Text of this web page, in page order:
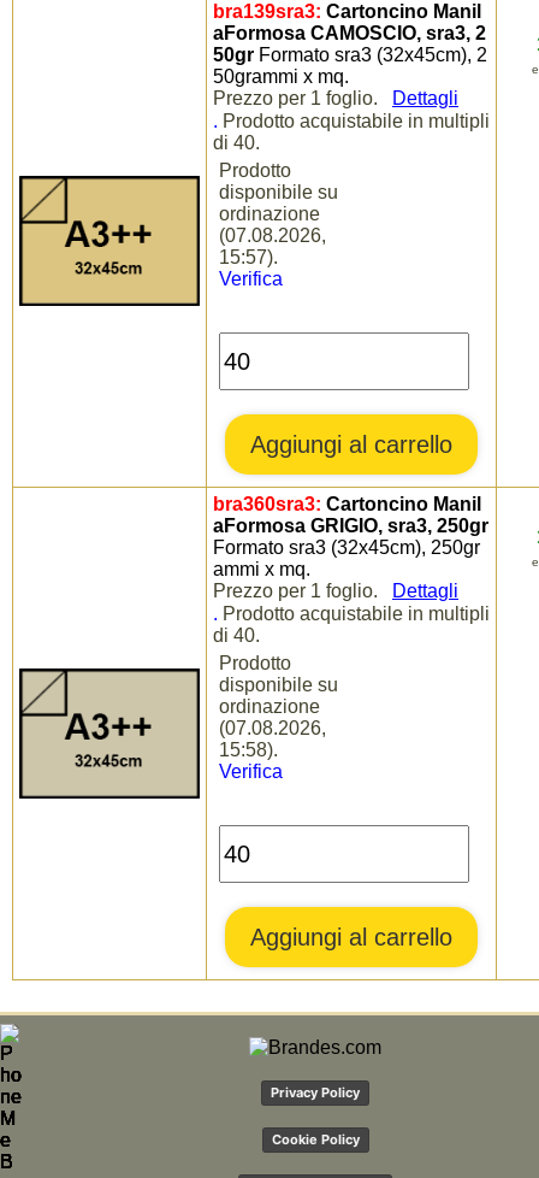
bra139sra3: Cartoncino Manil
aFormosa CAMOSCIO, sra3, 2
50gr Formato sra3 (32x45cm), 2
50grammi x mq.
Prezzo per 1 foglio.
Dettagli
. Prodotto acquistabile in multipli
di 40.
Prodotto
disponibile su
ordinazione
(07.08.2026,
15:57).
Verifica
bra360sra3: Cartoncino Manil
aFormosa GRIGIO, sra3, 250gr
Formato sra3 (32x45cm), 250gr
ammi x mq.
Prezzo per 1 foglio.
Dettagli
. Prodotto acquistabile in multipli
di 40.
Prodotto
disponibile su
ordinazione
(07.08.2026,
15:58).
Verifica
Privacy Policy
Cookie Policy